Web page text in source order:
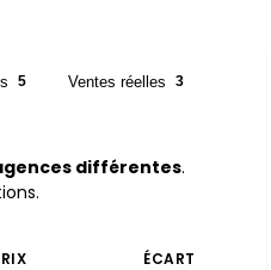
5 Ventes réelles 3
différentes.
ÉCART